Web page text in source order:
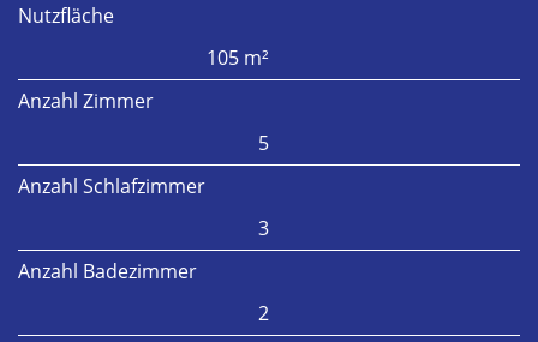
Nutzfläche
105 m²
Anzahl Zimmer
5
Anzahl Schlafzimmer
3
Anzahl Badezimmer
2